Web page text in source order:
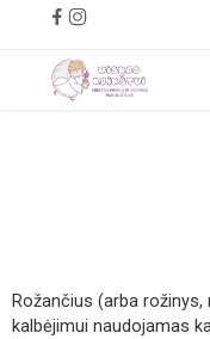
Rožančius (arba
kalbėjimui naudojamas